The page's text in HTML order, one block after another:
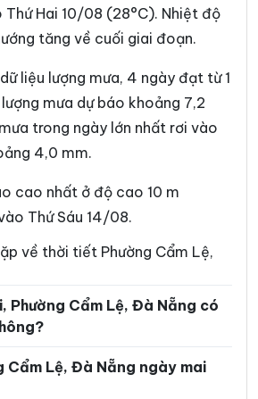
Xã Hà Nha
Xã Hùng Sơn
Xã La Dêê
Xã Nam Phước
Xã Phước Hiệp
Xã Quế Phước
Hai 10/08 (28°C). Nhiệt độ
tăng về cuối giai đoạn.
liệu lượng mưa, 4 ngày đạt từ 1
mưa dự báo khoảng 7,2
trong ngày lớn nhất rơi vào
4,0 mm.
cao nhất ở độ cao 10 m
Thứ Sáu 14/08.
về thời tiết Phường Cẩm Lệ,
Phường Cẩm Lệ, Đà Nẵng có
Cẩm Lệ, Đà Nẵng ngày mai